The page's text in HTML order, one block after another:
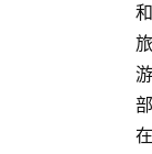
和
旅
游
部
在